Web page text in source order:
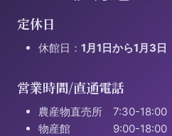
定休日
休館日： 1月1日から1月3日
営業時間/直通電話
農産物直売所 7:30-18:00
物産館 9:00-18:00